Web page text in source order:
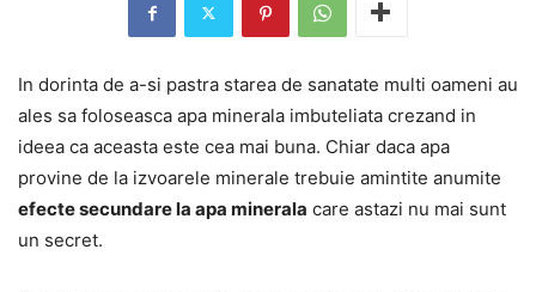
In dorinta de a-si pastra starea de sanatate multi oameni au
ales sa foloseasca apa minerala imbuteliata crezand in
ideea ca aceasta este cea mai buna. Chiar daca apa
provine de la izvoarele minerale trebuie amintite anumite
efecte secundare la apa minerala care astazi nu mai sunt
un secret.